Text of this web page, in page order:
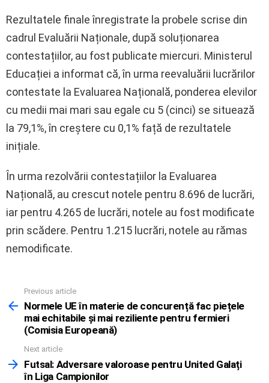
Rezultatele finale înregistrate la probele scrise din
cadrul Evaluării Naționale, după soluționarea
contestațiilor, au fost publicate miercuri. Ministerul
Educației a informat că, în urma reevaluării lucrărilor
contestate la Evaluarea Națională, ponderea elevilor
cu medii mai mari sau egale cu 5 (cinci) se situează
la 79,1%, în creștere cu 0,1% față de rezultatele
inițiale.
În urma rezolvării contestațiilor la Evaluarea
Națională, au crescut notele pentru 8.696 de lucrări,
iar pentru 4.265 de lucrări, notele au fost modificate
prin scădere. Pentru 1.215 lucrări, notele au rămas
nemodificate.
more
Previous article
Normele UE în materie de concurență fac piețele
mai echitabile și mai reziliente pentru fermieri
(Comisia Europeană)
Next article
Futsal: Adversare valoroase pentru United Galați
în Liga Campionilor